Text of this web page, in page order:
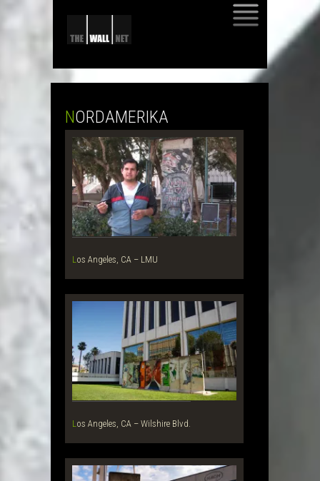
NORDAMERIKA
Los Angeles, CA – LMU
Los Angeles, CA – Wilshire Blvd.